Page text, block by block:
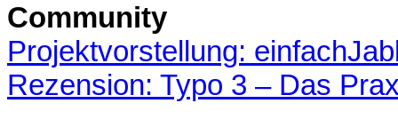
Community
Projektvorstellung:
Rezension: Typo 3 – Das